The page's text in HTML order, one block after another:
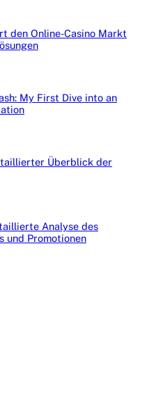
den Online-Casino Markt
My First Dive into an
Überblick der
Analyse des
und Promotionen